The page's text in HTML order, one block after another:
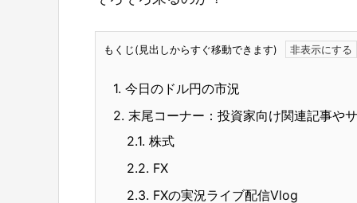
もくじ(見出しからすぐ移動できます)
1. 今日のドル円の市況
2. 末尾コーナー：投資家向け関連記事や
2.1. 株式
2.2. FX
2.3. FXの実況ライブ配信Vlog